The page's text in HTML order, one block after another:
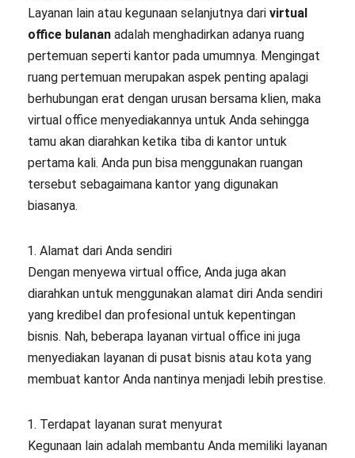
Layanan lain atau kegunaan selanjutnya dari virtual
office bulanan adalah menghadirkan adanya ruang
pertemuan seperti kantor pada umumnya. Mengingat
ruang pertemuan merupakan aspek penting apalagi
berhubungan erat dengan urusan bersama klien, maka
virtual office menyediakannya untuk Anda sehingga
tamu akan diarahkan ketika tiba di kantor untuk
pertama kali. Anda pun bisa menggunakan ruangan
tersebut sebagaimana kantor yang digunakan
biasanya.
Alamat dari Anda sendiri
Dengan menyewa virtual office, Anda juga akan
diarahkan untuk menggunakan alamat diri Anda sendiri
yang kredibel dan profesional untuk kepentingan
bisnis. Nah, beberapa layanan virtual office ini juga
menyediakan layanan di pusat bisnis atau kota yang
membuat kantor Anda nantinya menjadi lebih prestise.
Terdapat layanan surat menyurat
Kegunaan lain adalah membantu Anda memiliki layanan